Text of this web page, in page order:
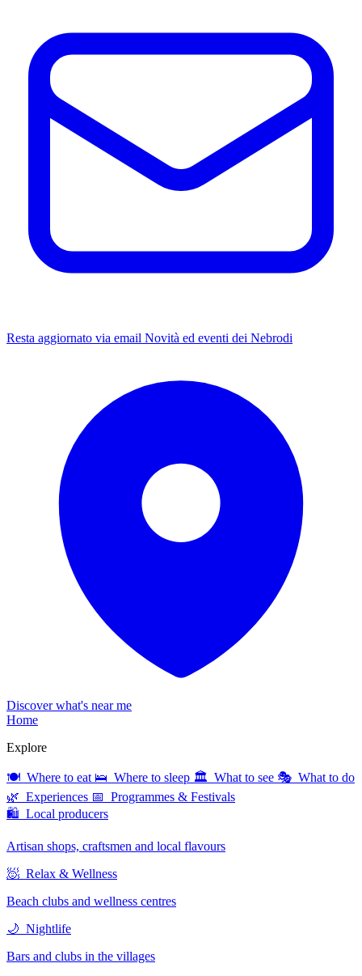
Resta aggiornato via email Novità ed eventi dei Nebrodi
Discover what's near me
Home
Explore
🍽 Where to eat 🛌 Where to sleep 🏛 What to see 🎭 What to do
🌿 Experiences 📅 Programmes & Festivals
🛍 Local producers
Artisan shops, craftsmen and local flavours
🧖 Relax & Wellness
Beach clubs and wellness centres
🌙 Nightlife
Bars and clubs in the villages